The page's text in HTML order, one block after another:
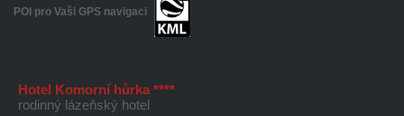
POI pro Vaši GPS navigaci
Hotel Komorní hůrka ****
rodinný lázeňský hotel